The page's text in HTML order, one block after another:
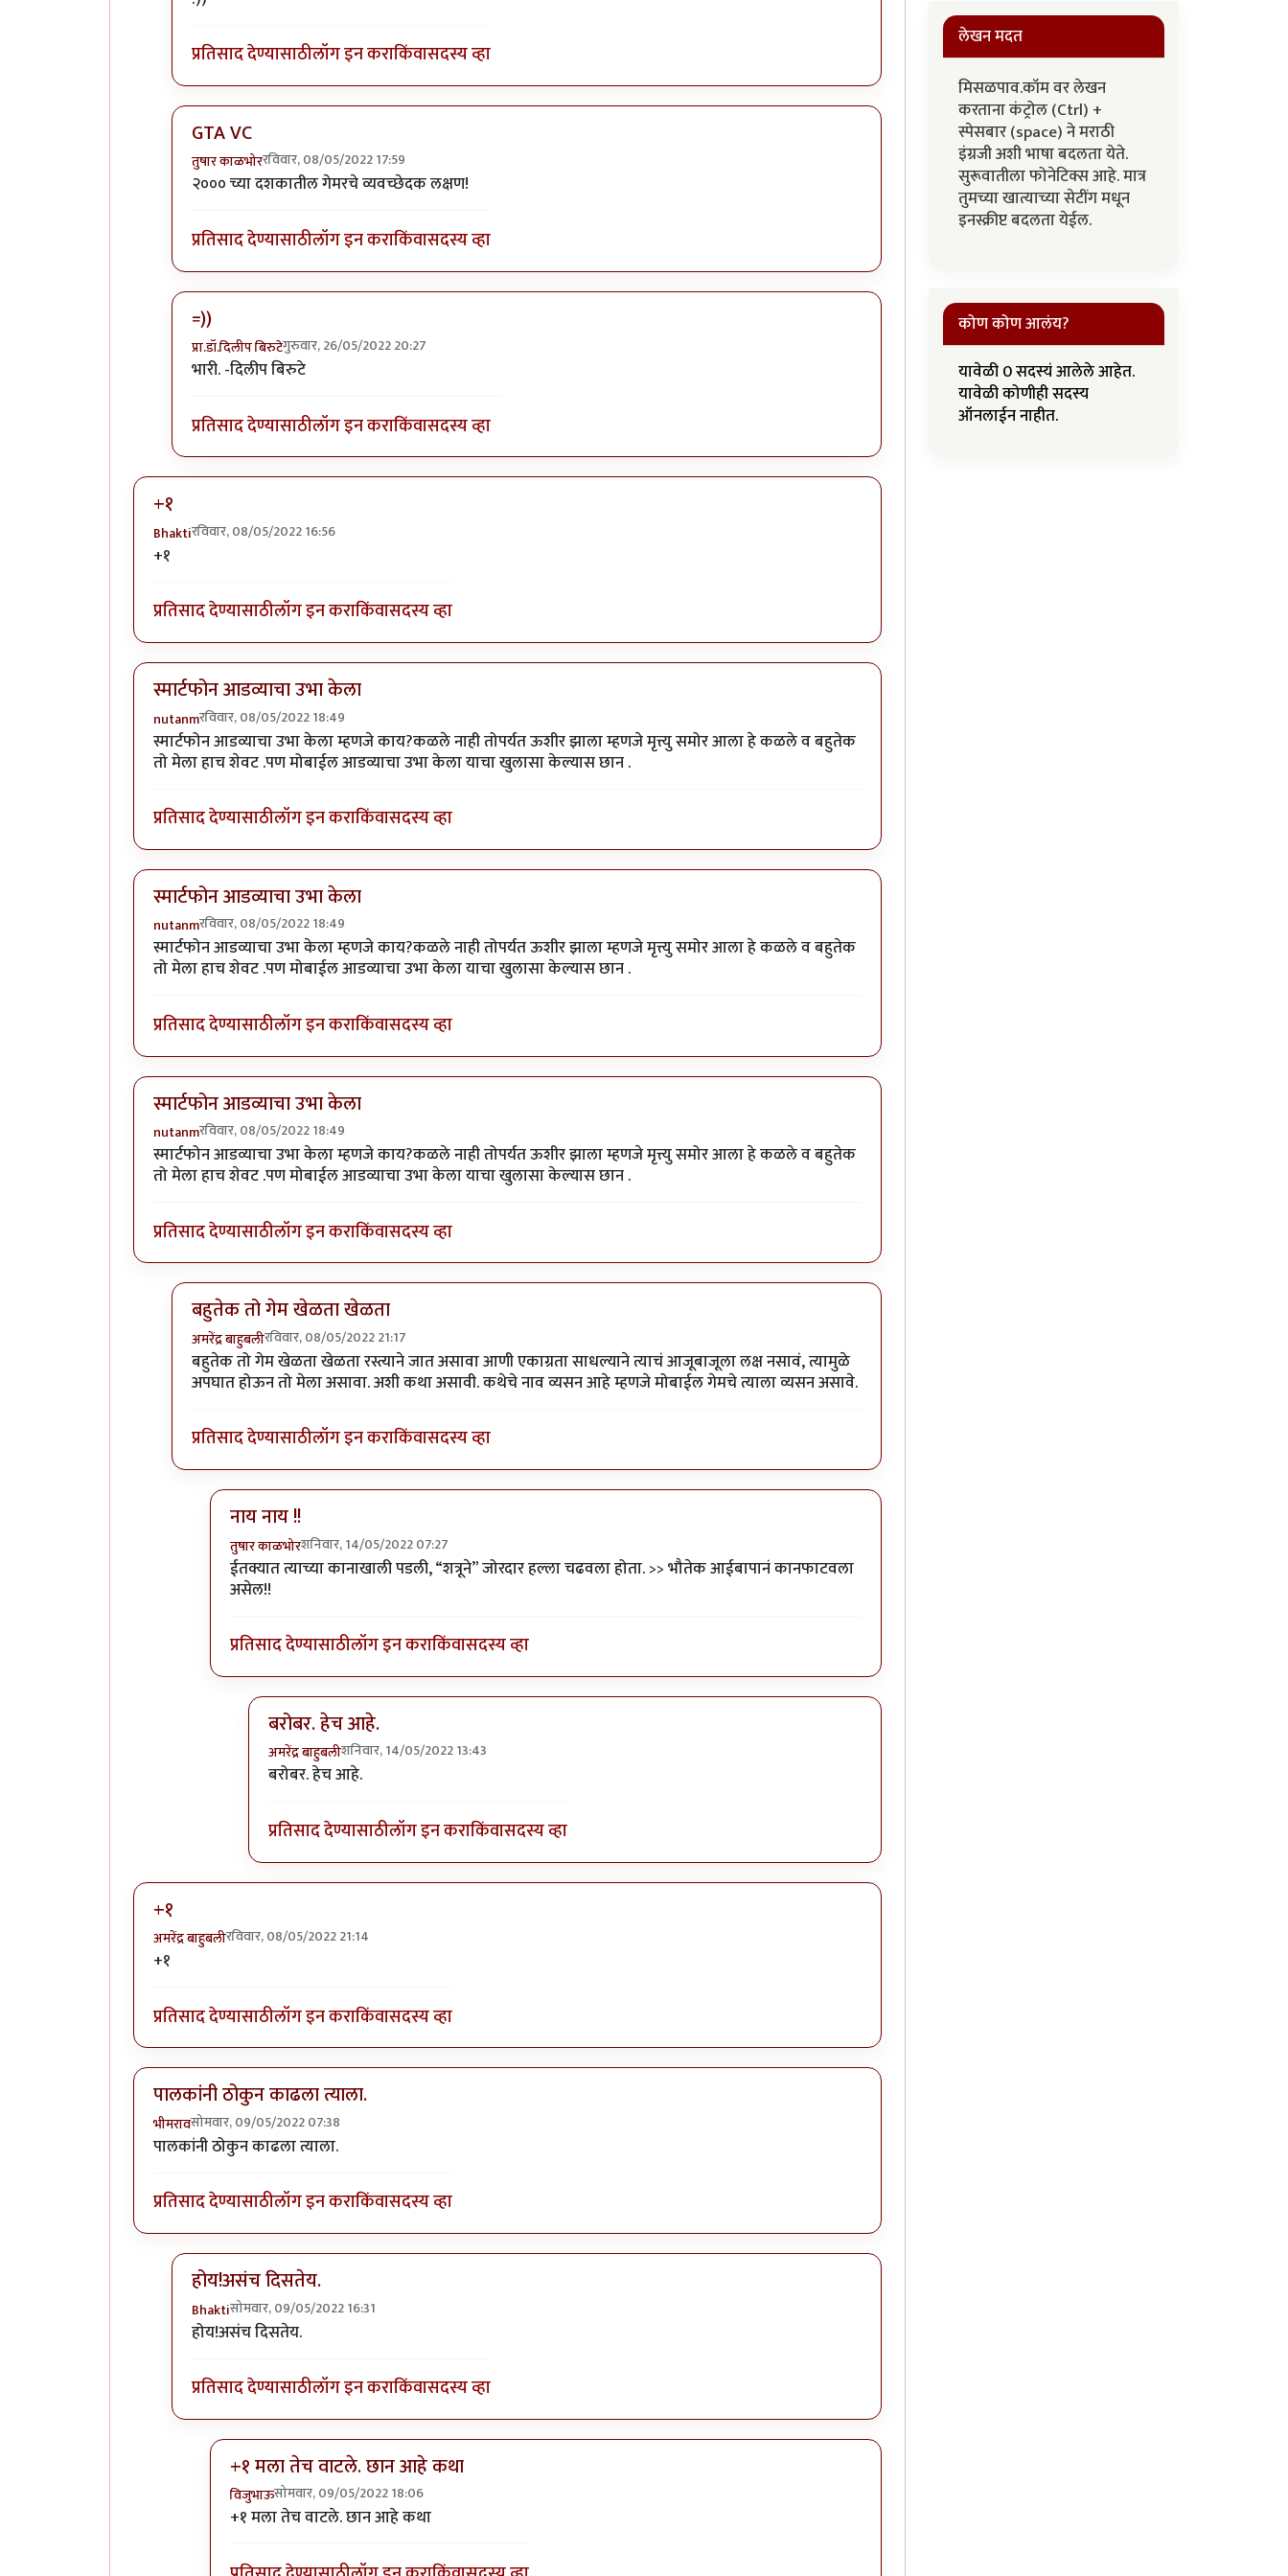
प्रतिसाद देण्यासाठीलॉग इन कराकिंवासदस्य व्हा
GTA VC
तुषार काळभोररविवार, 08/05/2022 17:59
In reply to+१ पब जी कि जिटीएवाय सिटीbyसुरसंगम
२००० च्या दशकातील गेमरचे व्यवच्छेदक लक्षण!
प्रतिसाद देण्यासाठीलॉग इन कराकिंवासदस्य व्हा
=))
प्रा.डॉ.दिलीप बिरुटेगुरुवार, 26/05/2022 20:27
In reply to+१ पब जी कि जिटीएवाय सिटी
भारी. -दिलीप बिरुटे
प्रतिसाद देण्यासाठीलॉग इन कराकिंवासदस्य व्हा
+१
Bhaktiरविवार, 08/05/2022 16:56
+१
प्रतिसाद देण्यासाठीलॉग इन कराकिंवासदस्य व्हा
स्मार्टफोन आडव्याचा उभा केला
nutanmरविवार, 08/05/2022 18:49
स्मार्टफोन आडव्याचा उभा केला म्हणजे काय?कळले नाही तोपर्यत ऊशीर झाला म्हणजे मृत्त्यु समोर आला हे कळले व बहुतेक
तो मेला हाच शेवट .पण मोबाईल आडव्याचा उभा केला याचा खुलासा केल्यास छान .
प्रतिसाद देण्यासाठीलॉग इन कराकिंवासदस्य व्हा
स्मार्टफोन आडव्याचा उभा केला
nutanmरविवार, 08/05/2022 18:49
स्मार्टफोन आडव्याचा उभा केला म्हणजे काय?कळले नाही तोपर्यत ऊशीर झाला म्हणजे मृत्त्यु समोर आला हे कळले व बहुतेक
तो मेला हाच शेवट .पण मोबाईल आडव्याचा उभा केला याचा खुलासा केल्यास छान .
प्रतिसाद देण्यासाठीलॉग इन कराकिंवासदस्य व्हा
स्मार्टफोन आडव्याचा उभा केला
nutanmरविवार, 08/05/2022 18:49
स्मार्टफोन आडव्याचा उभा केला म्हणजे काय?कळले नाही तोपर्यत ऊशीर झाला म्हणजे मृत्त्यु समोर आला हे कळले व बहुतेक
तो मेला हाच शेवट .पण मोबाईल आडव्याचा उभा केला याचा खुलासा केल्यास छान .
प्रतिसाद देण्यासाठीलॉग इन कराकिंवासदस्य व्हा
बहुतेक तो गेम खेळता खेळता
अमरेंद्र बाहुबलीरविवार, 08/05/2022 21:17
In reply toस्मार्टफोन आडव्याचा उभा केलाbynutanm
बहुतेक तो गेम खेळता खेळता रस्त्याने जात असावा आणी एकाग्रता साधल्याने त्याचं आजूबाजूला लक्ष नसावं, त्यामुळे
अपघात होऊन तो मेला असावा. अशी कथा असावी. कथेचे नाव व्यसन आहे म्हणजे मोबाईल गेमचे त्याला व्यसन असावे.
प्रतिसाद देण्यासाठीलॉग इन कराकिंवासदस्य व्हा
नाय नाय !!
तुषार काळभोरशनिवार, 14/05/2022 07:27
In reply toबहुतेक तो गेम खेळता खेळताbyअमरेंद्र बाहुबली
ईतक्यात त्याच्या कानाखाली पडली, “शत्रूने” जोरदार हल्ला चढवला होता. >> भौतेक आईबापानं कानफाटवला
असेल!!
प्रतिसाद देण्यासाठीलॉग इन कराकिंवासदस्य व्हा
बरोबर. हेच आहे.
अमरेंद्र बाहुबलीशनिवार, 14/05/2022 13:43
In reply toनाय नाय !!
बरोबर. हेच आहे.
प्रतिसाद देण्यासाठीलॉग इन कराकिंवासदस्य व्हा
+१
अमरेंद्र बाहुबलीरविवार, 08/05/2022 21:14
+१
प्रतिसाद देण्यासाठीलॉग इन कराकिंवासदस्य व्हा
पालकांनी ठोकुन काढला त्याला.
भीमरावसोमवार, 09/05/2022 07:38
पालकांनी ठोकुन काढला त्याला.
प्रतिसाद देण्यासाठीलॉग इन कराकिंवासदस्य व्हा
होय!असंच दिसतेय.
Bhaktiसोमवार, 09/05/2022 16:31
In reply toपालकांनी ठोकुन काढला त्याला.
होय!असंच दिसतेय.
प्रतिसाद देण्यासाठीलॉग इन कराकिंवासदस्य व्हा
+१ मला तेच वाटले. छान आहे कथा
विजुभाऊसोमवार, 09/05/2022 18:06
In reply toहोय!असंच दिसतेय.by
+१ मला तेच वाटले. छान आहे कथा
लेखन मदत
मिसळपाव.कॉम वर लेखन
करताना कंट्रोल (Ctrl) +
स्पेसबार (space) ने मराठी
इंग्रजी अशी भाषा बदलता येते.
सुरूवातीला फोनेटिक्स आहे. मात्र
तुमच्या खात्याच्या सेटींग मधून
इनस्क्रीप्ट बदलता येईल.
कोण कोण आलंय?
यावेळी 0 सदस्यं आलेले आहेत.
यावेळी कोणीही सदस्य
ऑनलाईन नाहीत.